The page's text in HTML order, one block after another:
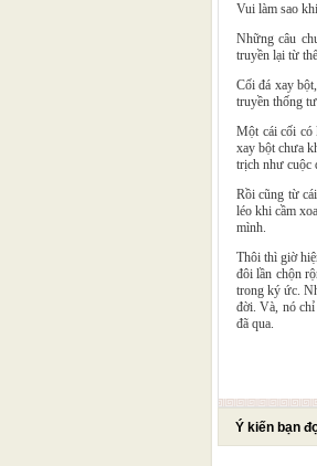
Vui làm sao
Những câu
truyền lại từ
Cối đá xay
truyền thống
Một cái cối có
xay bột chưa
trịch như cuộc
Rồi cũng từ
léo khi cầm
mình.
Thôi thì giờ
đôi lần chộn
trong ký ức.
đời. Và, nó chỉ
đã qua.
Ý kiến bạn